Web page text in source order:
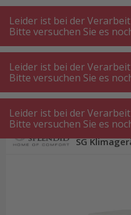
A +++
A+++
A +++
A+++
MyPost
MyPost
MENÜ
Klimagerät
Olimpia Splendid
Olimpia
SG
Leider ist bei der
Bitte versuchen Sie es
Leider ist bei der
Bitte versuchen Sie es
Leider ist bei der
Bitte versuchen Sie es